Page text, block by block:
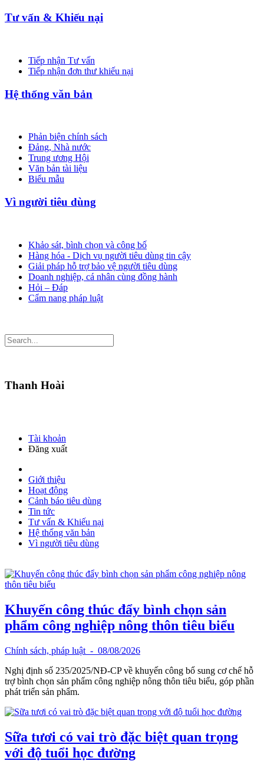
Tư vấn & Khiếu nại
Tiếp nhận Tư vấn
Tiếp nhận đơn thư khiếu nại
Hệ thống văn bản
Phản biện chính sách
Đảng, Nhà nước
Trung ương Hội
Văn bản tài liệu
Biểu mẫu
Vì người tiêu dùng
Khảo sát, bình chọn và công bố
Hàng hóa - Dịch vụ người tiêu dùng tin cậy
Giải pháp hỗ trợ bảo vệ người tiêu dùng
Doanh nghiệp, cá nhân cùng đồng hành
Hỏi – Đáp
Cẩm nang pháp luật
Thanh Hoài
Tài khoản
Đăng xuất
Giới thiệu
Hoạt động
Cảnh báo tiêu dùng
Tin tức
Tư vấn & Khiếu nại
Hệ thống văn bản
Vì người tiêu dùng
Khuyến công thúc đẩy bình chọn sản
phẩm công nghiệp nông thôn tiêu biểu
Chính sách, pháp luật - 08/08/2026
Nghị định số 235/2025/NĐ-CP về khuyến công bổ sung cơ chế hỗ
trợ bình chọn sản phẩm công nghiệp nông thôn tiêu biểu, góp phần
phát triển sản phẩm.
Sữa tươi có vai trò đặc biệt quan trọng
với độ tuổi học đường